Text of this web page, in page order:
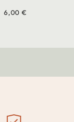
6,00 €